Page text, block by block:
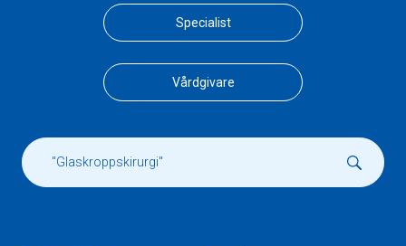
Specialist
Vårdgivare